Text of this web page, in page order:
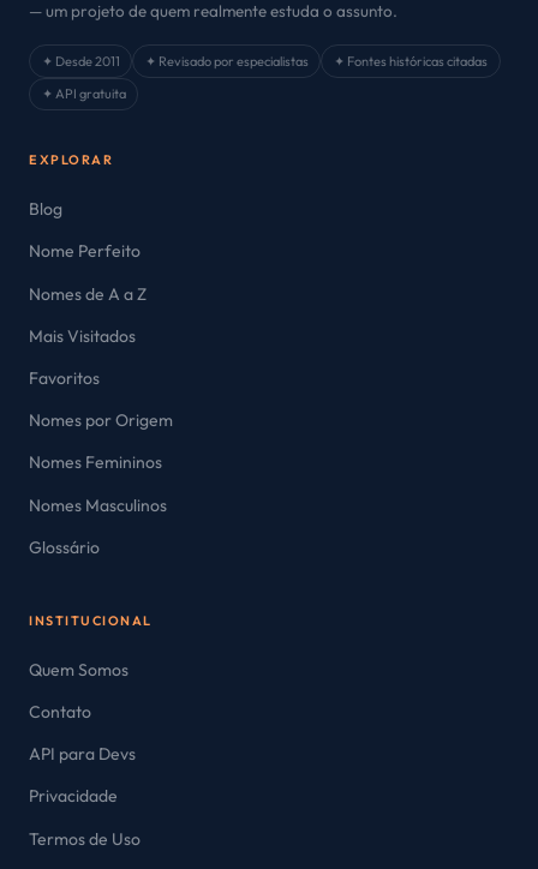
— um projeto de quem realmente estuda o assunto.
✦ Desde 2011 ✦ Revisado por especialistas
✦ Fontes históricas citadas
✦ API gratuita
EXPLORAR
Blog
Nome Perfeito
Nomes de A a Z
Mais Visitados
Favoritos
Nomes por Origem
Nomes Femininos
Nomes Masculinos
Glossário
INSTITUCIONAL
Quem Somos
Contato
API para Devs
Privacidade
Termos de Uso